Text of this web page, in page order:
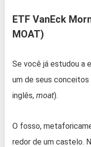
ETF VanEck
MOAT)
Se você já estudou a
um de seus conceitos
inglês, moat).
O fosso,
redor de um castelo.